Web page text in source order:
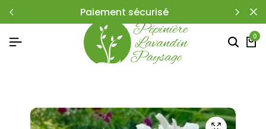
paiement sécurisé
0